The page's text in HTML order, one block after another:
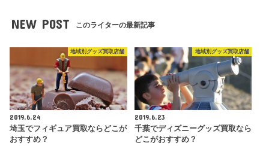
NEW POST このライターの最新記事
地域別グッズ買取店舗
2019.6.24
埼玉でフィギュア買取ならどこが
おすすめ？
地域別グッズ買取店舗
2019.6.23
千葉でディズニーグッズ買取なら
どこがおすすめ？